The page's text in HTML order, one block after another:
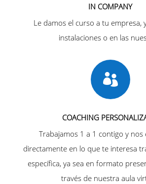
IN COMPANY
Le damos el curso a tu empresa,
instalaciones o en las

COACHING
Trabajamos 1 a 1 contigo y nos
directamente en lo que te interesa
específica, ya sea en formato
través de nuestra aula